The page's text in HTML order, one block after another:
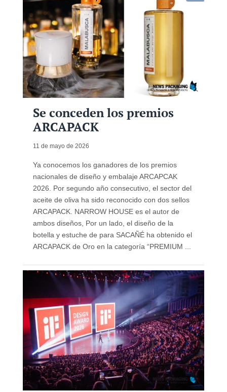
Se conceden los premios
ARCAPACK
11 de mayo de 2026
Ya conocemos los ganadores de los premios
nacionales de diseño y embalaje ARCAPCAK
2026. Por segundo año consecutivo, el sector del
aceite de oliva ha sido reconocido con dos sellos
ARCAPACK. NARROW HOUSE es el autor de
ambos diseños, Por un lado, el diseño de la
botella y estuche de para SACAÑÉ ha obtenido el
ARCAPACK de Oro en la categoría “PREMIUM ...